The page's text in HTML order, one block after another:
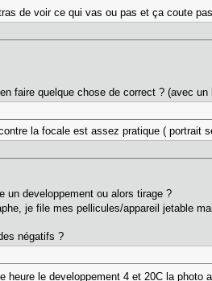
de voir ce qui vas ou pas et ça coute
faire quelque chose de correct ? (avec
la focale est assez pratique ( portrait
un developpement ou alors tirage ?
je file mes pellicules/appareil jetable
négatifs ?
heure le developpement 4 et 20C la photo